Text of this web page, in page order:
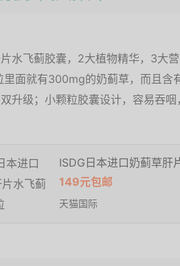
水飞蓟胶囊，2大植物精华，3大
里面就有300mg的奶蓟草，而且含
升级；小颗粒胶囊设计，容易吞
ISDG日本进口奶蓟草肝
149元包邮
天猫国际